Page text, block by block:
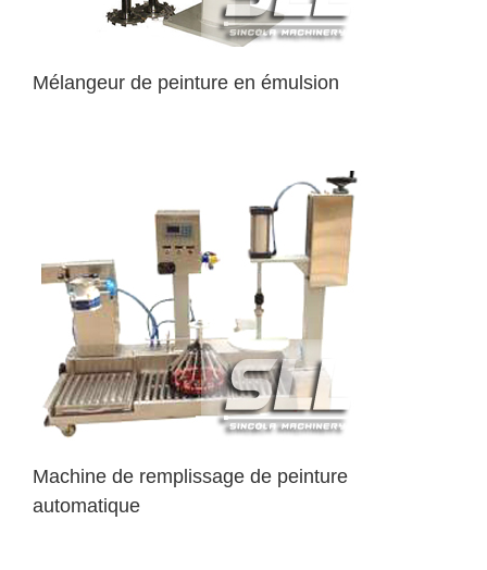
Mélangeur de peinture en émulsion
Machine de remplissage de peinture
automatique